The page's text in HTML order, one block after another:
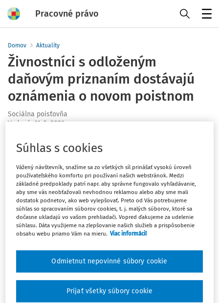
Pracovné právo
Domov Aktuality
Živnostníci s odloženým
daňovým priznaním dostávajú
oznámenia o novom poistnom
Sociálna poisťovňa
Vydané 11. 2. 2021
Sociálna poisťovňa v týchto dňoch zasiela živnostníkom
a ostatným samostatne zárobkovo činným osobám
(SZČO) oznámenia o vzniku/zániku/trvaní sociálneho
poistenia a o zmene výšky ich odvodovej povinnosti.
Oznámenia súvisia s odloženými daňovými priznaniami
za rok 2019, ktoré SZČO v dôsledku pandemickej
situácie mohli daňovým úradom minulý rok podať v
predĺženej lehote do 2. novembra 2020. Sociálna
2021, pričom poistné v novej výške musia za február
2021 uhradiť do 8. marca 2021.
Oznámenia dostane tento mesiac 63 448 SZČO, z toho
Súhlas s cookies
Vážený návštevník, snažíme sa zo všetkých síl prinášať vysokú úroveň
používateľského komfortu pri používaní našich webstránok. Medzi
základné predpoklady patrí napr. aby správne fungovalo vyhľadávanie,
aby sme vás neobťažovali nevhodnou reklamou alebo aby sme mali
dostatok podnetov, ako web vylepšovať. Preto od Vás potrebujeme
súhlas so spracovaním súborov cookies, t. j. malých súborov, ktoré sa
dočasne ukladajú vo vašom prehliadači. Vopred ďakujeme za udelenie
súhlasu. Dáta využijeme na zlepšovanie našich služieb a prispôsobenie
obsahu webu priamo Vám na mieru. Viac informácií
Odmietnut nepovinné súbory cookie
Prijať všetky súbory cookie